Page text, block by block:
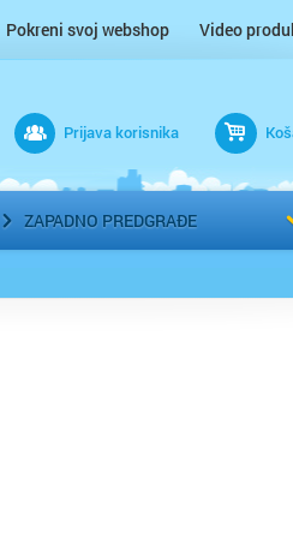
Pokreni svoj webshop Video
Prijava korisnika
ZAPADNO PREDGRAĐE
Odaberi kvart